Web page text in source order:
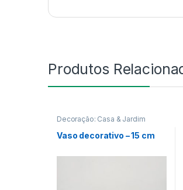
Produtos
Decoração: Casa & Jardim
Vaso decorativo – 15 cm